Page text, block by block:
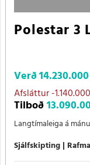
Polestar 3
Verð
Afsláttur-
Tilboð
Langtímaleiga á
Sjálfskipting